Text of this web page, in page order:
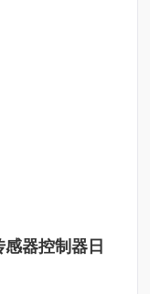
器控制器日